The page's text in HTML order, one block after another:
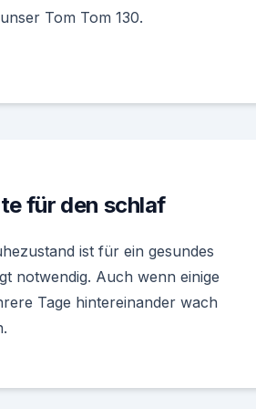
Tom Tom 130.
für den schlaf
ist für ein gesundes
notwendig. Auch wenn einige
Tage hintereinander wach